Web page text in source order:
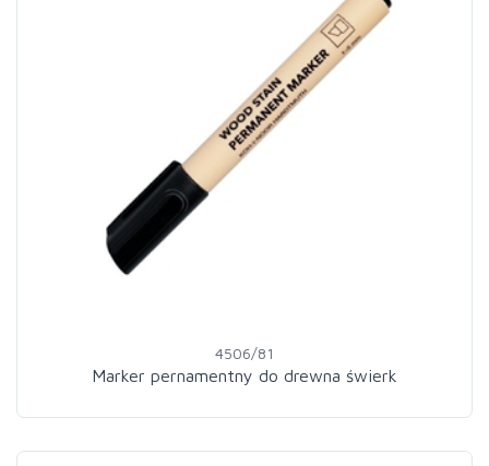
4506/81
Marker pernamentny do drewna świerk